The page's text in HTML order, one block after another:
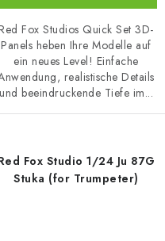
Fox Studios Quick Set 3D-
Panels heben Ihre Modelle auf
ein neues Level! Einfache
realistische Details
und beeindruckende Tiefe im...
Fox Studio 1/24 Ju 87G
Stuka (for Trumpeter)